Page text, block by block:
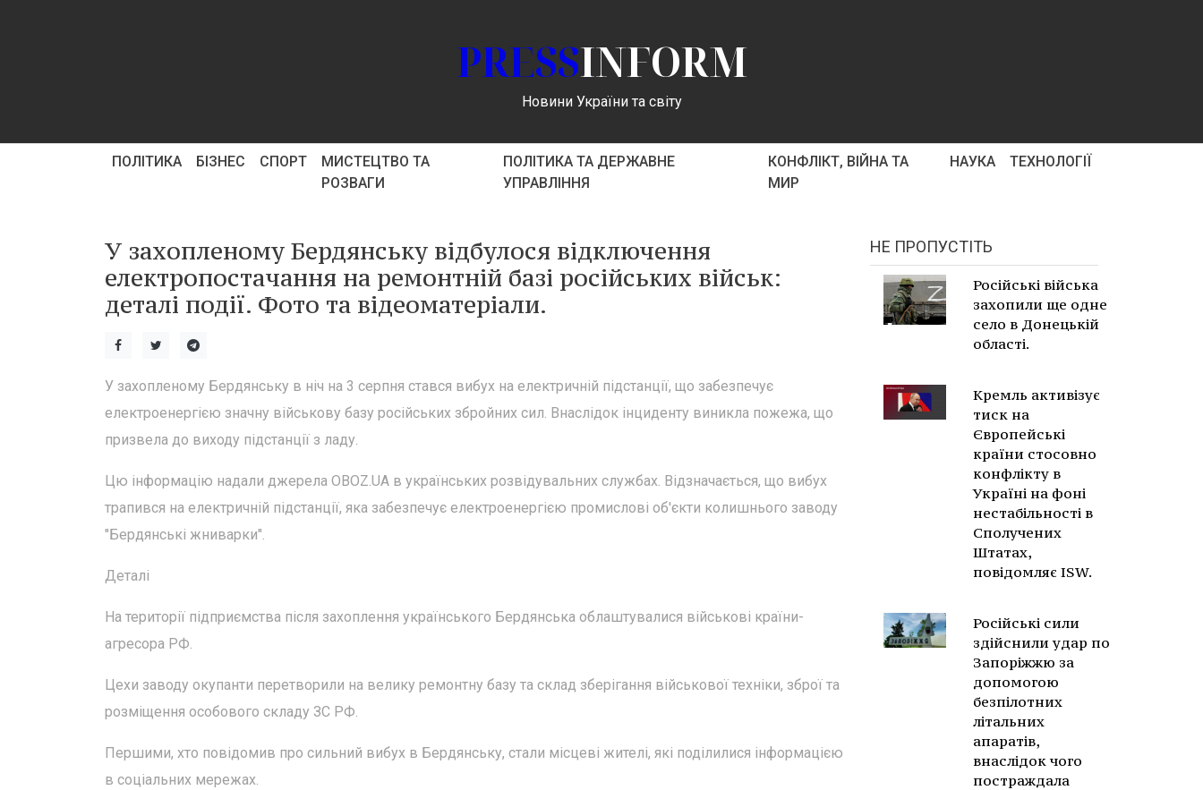
PRESSINFORM
Новини України та світу
ПОЛІТИКА БІЗНЕС СПОРТ
МИСТЕЦТВО ТА
РОЗВАГИ
ПОЛІТИКА ТА ДЕРЖАВНЕ
УПРАВЛІННЯ
КОНФЛІКТ, ВІЙНА ТА
МИР
НАУКА ТЕХНОЛОГІЇ
У захопленому Бердянську відбулося відключення
електропостачання на ремонтній базі російських військ:
деталі події. Фото та відеоматеріали.
У захопленому Бердянську в ніч на 3 серпня стався вибух на електричній підстанції, що забезпечує
електроенергією значну військову базу російських збройних сил. Внаслідок інциденту виникла пожежа, що
призвела до виходу підстанції з ладу.
Цю інформацію надали джерела OBOZ.UA в українських розвідувальних службах. Відзначається, що вибух
трапився на електричній підстанції, яка забезпечує електроенергією промислові об'єкти колишнього заводу
"Бердянські жниварки".
Деталі
На території підприємства після захоплення українського Бердянська облаштувалися військові країни-
агресора РФ.
Цехи заводу окупанти перетворили на велику ремонтну базу та склад зберігання військової техніки, зброї та
розміщення особового складу ЗС РФ.
Першими, хто повідомив про сильний вибух в Бердянську, стали місцеві жителі, які поділилися інформацією
в соціальних мережах.
НЕ ПРОПУСТІТЬ
Російські війська
захопили ще одне
село в Донецькій
області.
Кремль активізує
тиск на
Європейські
країни стосовно
конфлікту в
Україні на фоні
нестабільності в
Сполучених
Штатах,
повідомляє ISW.
Російські сили
здійснили удар по
Запоріжжю за
допомогою
безпілотних
літальних
апаратів,
внаслідок чого
постраждала